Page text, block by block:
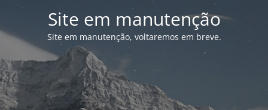
Site em manutenção
Site em manutenção, voltaremos em breve.